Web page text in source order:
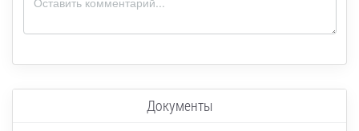
Документы